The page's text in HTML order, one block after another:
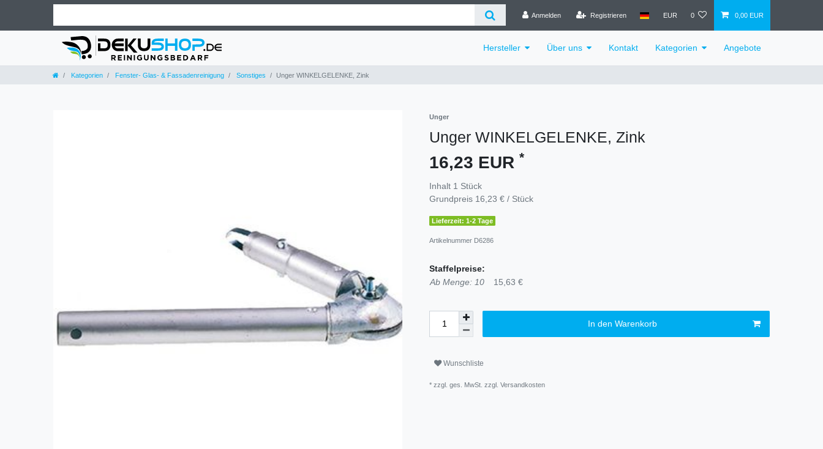
Anmelden Registrieren EUR 0 0,00 EUR
Hersteller Über uns Kontakt Kategorien Angebote
Kategorien Fenster- Glas- & Fassadenreinigung Sonstiges Unger WINKELGELENKE, Zink
Unger
Unger WINKELGELENKE, Zink
16,23 EUR *
Inhalt 1 Stück
Grundpreis 16,23 € / Stück
Lieferzeit: 1-2 Tage
Artikelnummer D6286
Staffelpreise:
Ab Menge: 10
15,63 €
In den Warenkorb
Wunschliste
* zzgl. ges. MwSt. zzgl. Versandkosten